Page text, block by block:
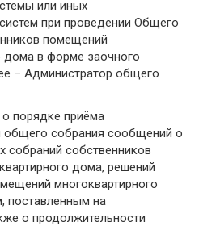
или иных
при проведении Общего
помещений
дома в форме заочного
– Администратор общего
порядке приёма
общего собрания сообщений о
собраний собственников
дома, решений
многоквартирного
поставленным на
о продолжительности